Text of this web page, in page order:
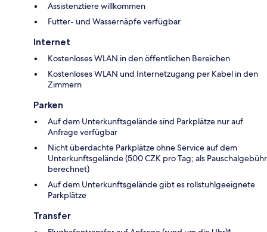
Assistenztiere willkommen
Futter- und Wassernäpfe verfügbar
Internet
Kostenloses WLAN in den öffentlichen Bereichen
Kostenloses WLAN und Internetzugang per Kabel in den
Zimmern
Parken
Auf dem Unterkunftsgelände sind Parkplätze nur auf
Anfrage verfügbar
Nicht überdachte Parkplätze ohne Service auf dem
Unterkunftsgelände (500 CZK pro Tag; als Pauschalgebühr
berechnet)
Auf dem Unterkunftsgelände gibt es rollstuhlgeeignete
Parkplätze
Transfer